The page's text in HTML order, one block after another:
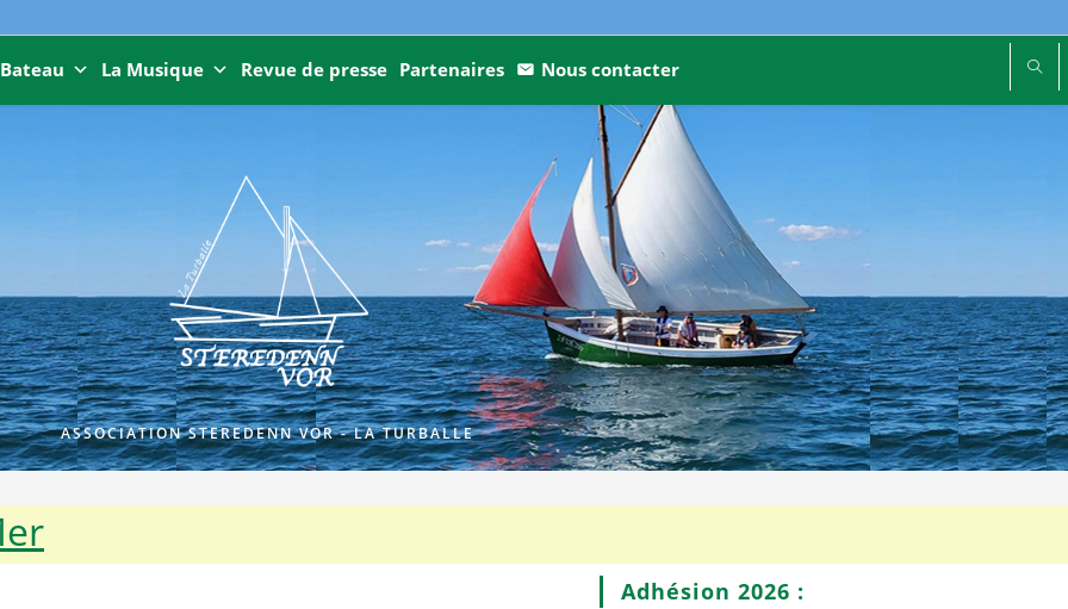
La Musique Revue de presse Partenaires Nous contacter
ASSOCIATION STEREDENN VOR - LA TURBALLE
Adhésion 2026 :